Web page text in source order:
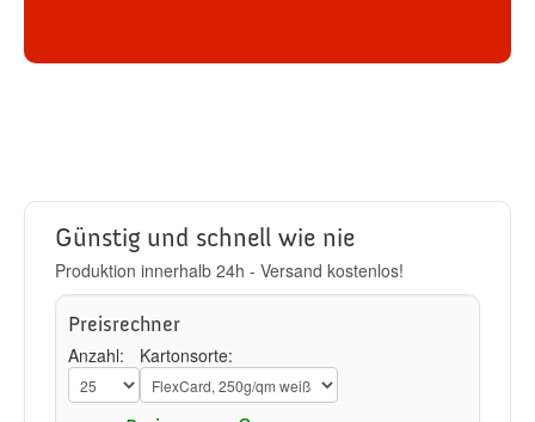
Günstig und schnell wie nie
Produktion innerhalb 24h - Versand kostenlos!
Preisrechner
Anzahl: Kartonsorte: